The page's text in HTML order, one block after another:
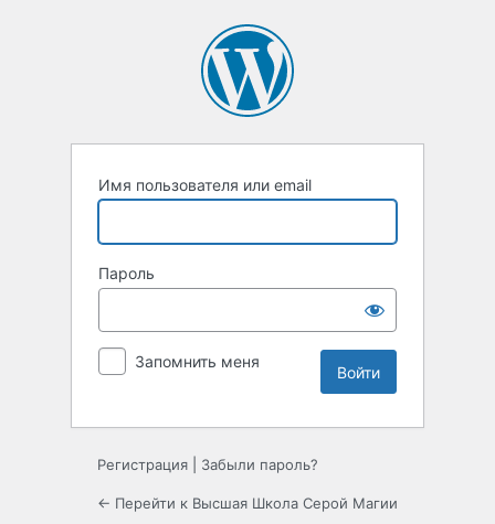
Имя пользователя или email
Пароль
Запомнить меня
Регистрация Забыли пароль?
← Перейти к Высшая Школа Серой Магии